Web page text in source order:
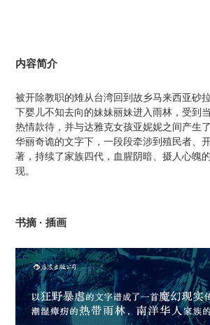
内容简介
被开除教职的雉从台湾回到故乡马来西亚砂
下婴儿不知去向的妹妹丽妹进入雨林，受到
热情款待，并与达雅克女孩亚妮妮之间产生
华丽奇诡的文字下，一段段牵涉到殖民者、
著，持续了家族四代，血腥阴暗、摄人心魄
现。
书摘 · 插画